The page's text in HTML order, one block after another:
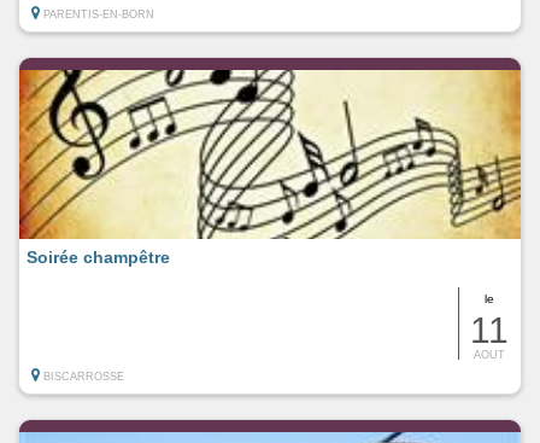
PARENTIS-EN-BORN
le
11
AOUT
Soirée champêtre
BISCARROSSE